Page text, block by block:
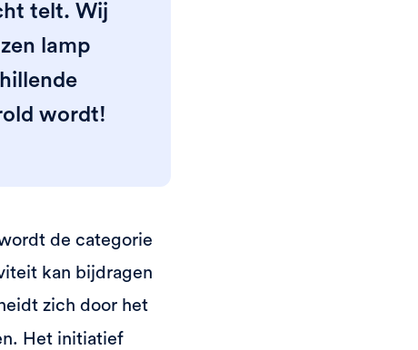
telt. Wij
lamp
wordt!
de categorie
kan bijdragen
zich door het
Het initiatief